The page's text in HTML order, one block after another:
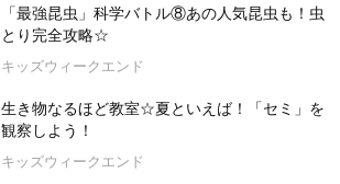
「最強昆虫」科学バトル⑧あの人気昆虫も！虫
とり完全攻略☆
キッズウィークエンド
生き物なるほど教室☆夏といえば！「セミ」を
観察しよう！
キッズウィークエンド